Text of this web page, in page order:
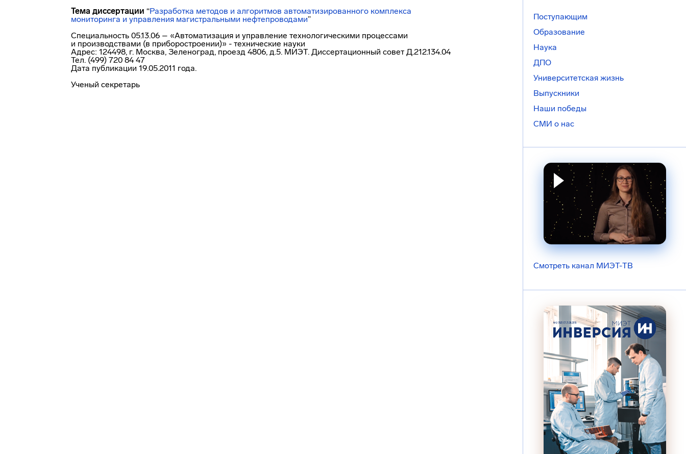
Тема диссертации “Разработка методов и алгоритмов автоматизированного комплекса
мониторинга и управления магистральными нефтепроводами”
Специальность 05.13.06 – «Автоматизация и управление технологическими процессами
и производствами (в приборостроении)» - технические науки
Адрес: 124498, г. Москва, Зеленоград, проезд 4806, д.5. МИЭТ. Диссертационный совет Д.212.134.04
Тел. (499) 720 84 47
Дата публикации 19.05.2011 года.
Ученый секретарь
Поступающим
Образование
Наука
ДПО
Университетская жизнь
Выпускники
Наши победы
СМИ о нас
Смотреть канал МИЭТ-ТВ